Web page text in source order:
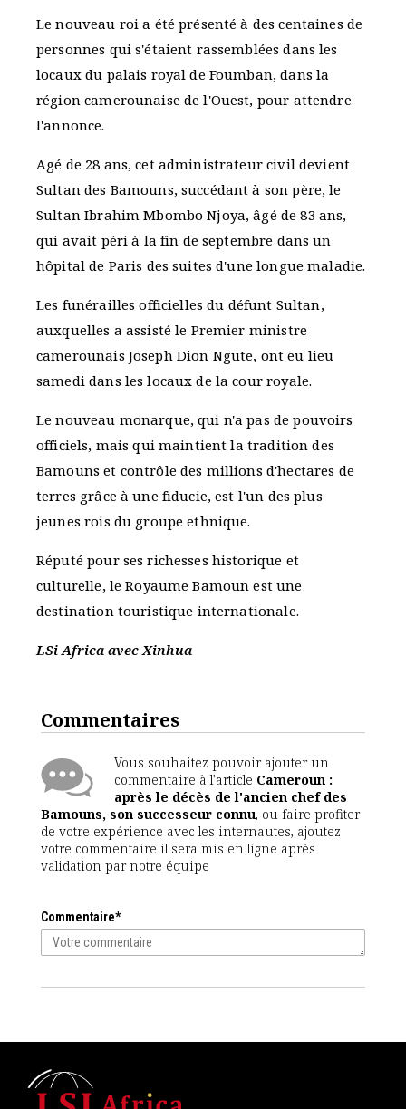
Le nouveau roi a été présenté à des centaines de
personnes qui s'étaient rassemblées dans les
locaux du palais royal de Foumban, dans la
région camerounaise de l'Ouest, pour attendre
l'annonce.
Agé de 28 ans, cet administrateur civil devient
Sultan des Bamouns, succédant à son père, le
Sultan Ibrahim Mbombo Njoya, âgé de 83 ans,
qui avait péri à la fin de septembre dans un
hôpital de Paris des suites d'une longue maladie.
Les funérailles officielles du défunt Sultan,
auxquelles a assisté le Premier ministre
camerounais Joseph Dion Ngute, ont eu lieu
samedi dans les locaux de la cour royale.
Le nouveau monarque, qui n'a pas de pouvoirs
officiels, mais qui maintient la tradition des
Bamouns et contrôle des millions d'hectares de
terres grâce à une fiducie, est l'un des plus
jeunes rois du groupe ethnique.
Réputé pour ses richesses historique et
culturelle, le Royaume Bamoun est une
destination touristique internationale.
LSi Africa avec Xinhua
Commentaires
Vous souhaitez pouvoir ajouter un
commentaire à l'article Cameroun :
après le décès de l'ancien chef des
Bamouns, son successeur connu, ou faire profiter
de votre expérience avec les internautes, ajoutez
votre commentaire il sera mis en ligne après
validation par notre équipe
Commentaire*